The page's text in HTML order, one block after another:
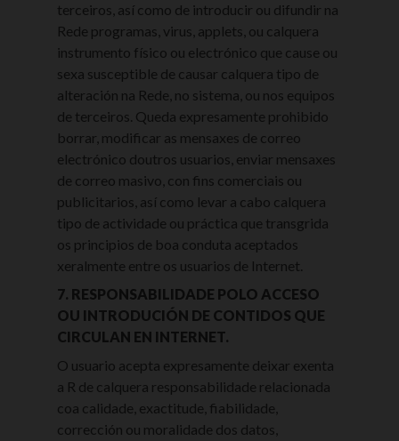
terceiros, así como de introducir ou difundir na
Rede programas, virus, applets, ou calquera
instrumento físico ou electrónico que cause ou
sexa susceptible de causar calquera tipo de
alteración na Rede, no sistema, ou nos equipos
de terceiros. Queda expresamente prohibido
borrar, modificar as mensaxes de correo
electrónico doutros usuarios, enviar mensaxes
de correo masivo, con fins comerciais ou
publicitarios, así como levar a cabo calquera
tipo de actividade ou práctica que transgrida
os principios de boa conduta aceptados
xeralmente entre os usuarios de Internet.
7. RESPONSABILIDADE POLO ACCESO
OU INTRODUCIÓN DE CONTIDOS QUE
CIRCULAN EN INTERNET.
O usuario acepta expresamente deixar exenta
a R de calquera responsabilidade relacionada
coa calidade, exactitude, fiabilidade,
corrección ou moralidade dos datos,